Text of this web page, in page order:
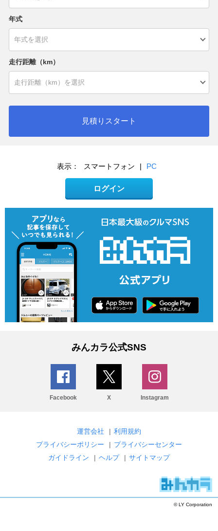
年式
走行距離（km）
見積りスタート
表示： スマートフォン | PC
ログイン
みんカラ公式SNS
Facebook X Instagram
運営会社 | 利用規約
プライバシーポリシー
| プライバシーセンター
ガイドライン
| ヘルプ | サイトマップ
© LY Corporation